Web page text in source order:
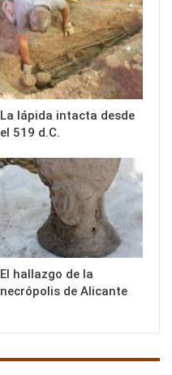
La lápida intacta desde
el 519 d.C.
El hallazgo de la
necrópolis de Alicante